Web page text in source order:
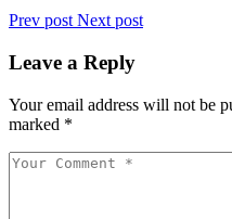
Prev post Next post
Leave a Reply
Your email address will not be
marked *